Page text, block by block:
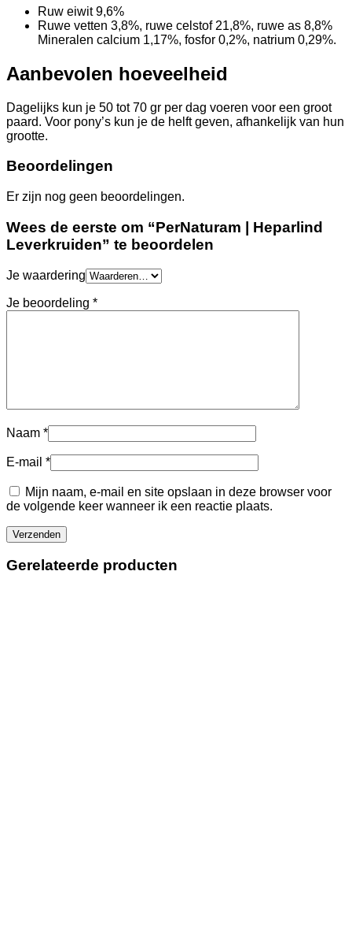
Ruw eiwit 9,6%
Ruwe vetten 3,8%, ruwe celstof 21,8%, ruwe as 8,8%
Mineralen calcium 1,17%, fosfor 0,2%, natrium 0,29%.
Aanbevolen hoeveelheid
Dagelijks kun je 50 tot 70 gr per dag voeren voor een groot
paard. Voor pony’s kun je de helft geven, afhankelijk van hun
grootte.
Beoordelingen
Er zijn nog geen beoordelingen.
Wees de eerste om “PerNaturam | Heparlind
Leverkruiden” te beoordelen
Je waardering
Je beoordeling *
Naam *
E-mail *
Mijn naam, e-mail en site opslaan in deze browser voor
de volgende keer wanneer ik een reactie plaats.
Gerelateerde producten